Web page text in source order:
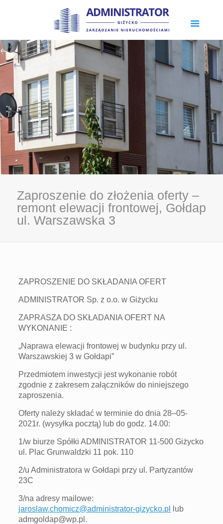
Zaproszenie do złożenia oferty –
remont elewacji frontowej, Gołdap
ul. Warszawska 3
ZAPROSZENIE DO SKŁADANIA OFERT
ADMINISTRATOR Sp. z o.o. w Giżycku
ZAPRASZA DO SKŁADANIA OFERT NA
WYKONANIE :
„Naprawa elewacji frontowej w budynku przy ul.
Warszawskiej 3 w Gołdapi”
Przedmiotem inwestycji jest wykonanie robót
zgodnie z zakresem załączników do niniejszego
zaproszenia.
Oferty należy składać w terminie do dnia 28–05-
2021r. (wysyłka pocztą) lub do godz. 14.00:
1/w biurze Spółki ADMINISTRATOR 11-500 Giżycko
ul. Plac Grunwaldzki 11 pok. 110
2/u Administratora w Gołdapi przy ul. Partyzantów
23C
3/na adresy mailowe:
jaroslaw.chomicz@administrator-gizycko.pl
lub
admgoldap@wp.pl.